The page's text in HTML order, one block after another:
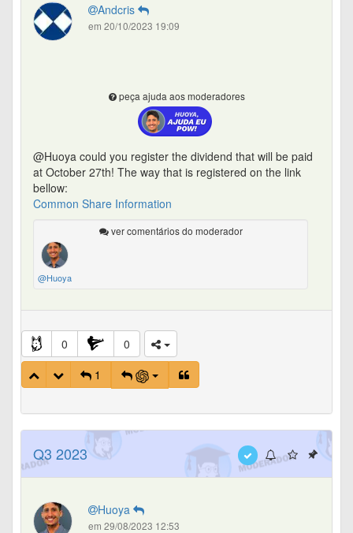
Andcris
em 20/10/2023 19:09
peça ajuda aos moderadores
@Huoya could you register the dividend that will be paid
at October 27th! The way that is registered on the link
bellow:
Common Share Information
ver comentários do moderador
@Huoya
0
0
1
Q3 2023
Huoya
em 29/08/2023 12:53